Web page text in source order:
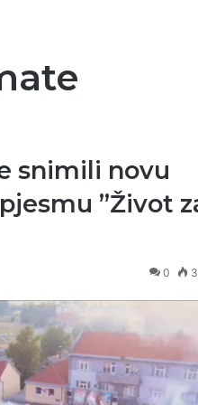
snimili novu
”Život
0